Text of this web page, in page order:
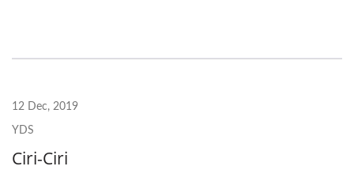
12 Dec, 2019
YDS
Ciri-Ciri